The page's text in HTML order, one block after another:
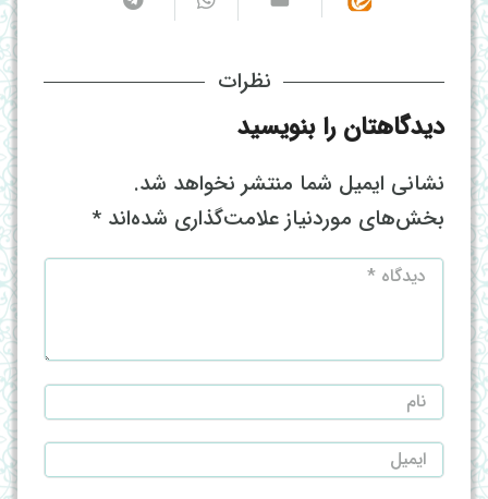
نظرات
دیدگاهتان را بنویسید
نشانی ایمیل شما منتشر نخواهد شد.
بخش‌های موردنیاز علامت‌گذاری شده‌اند *